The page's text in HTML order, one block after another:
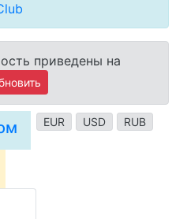
приведены на
EUR USD RUB